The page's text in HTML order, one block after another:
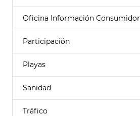
Oficina Información Consumidor
Participación
Playas
Sanidad
Tráfico